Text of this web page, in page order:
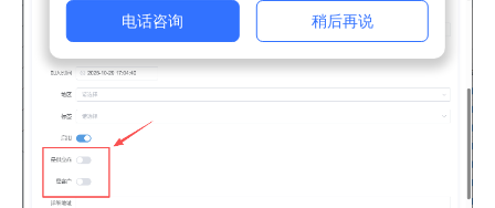
电话咨询 稍后再说